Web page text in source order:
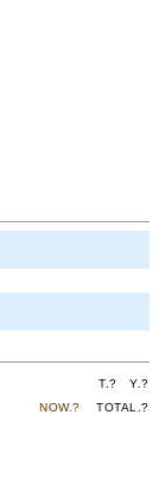
T.? Y.?
NOW.? TOTAL.?